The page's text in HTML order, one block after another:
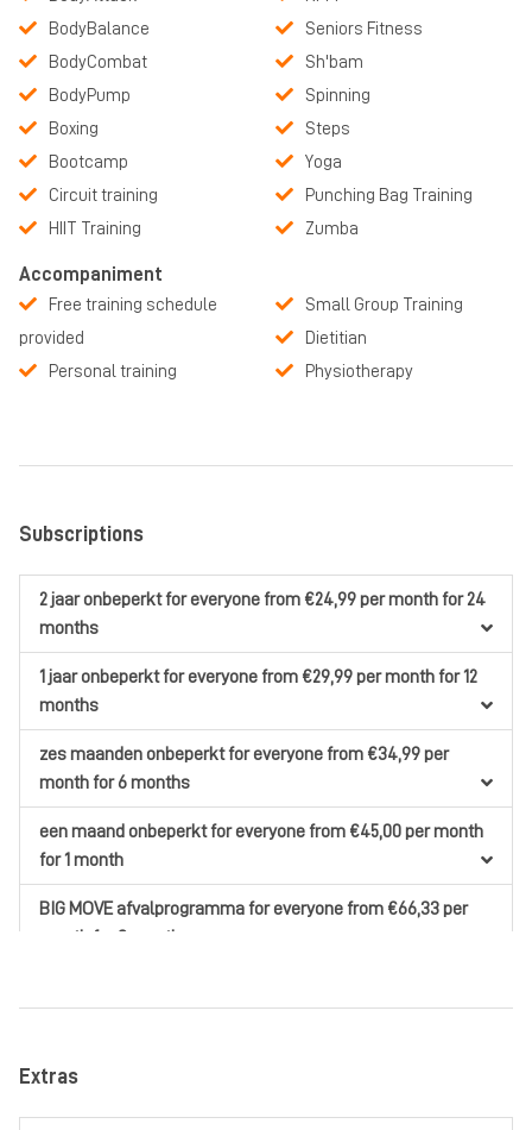
BodyBalance
BodyCombat
BodyPump
Boxing
Bootcamp
Circuit training
HIIT Training
Seniors Fitness
Sh'bam
Spinning
Steps
Yoga
Punching Bag Training
Zumba
Accompaniment
Free training schedule
provided
Personal training
Small Group Training
Dietitian
Physiotherapy
Subscriptions
2 jaar onbeperktfor everyonefrom €24,99per monthfor 24
months
1 jaar onbeperktfor everyonefrom €29,99per monthfor 12
months
zes maanden onbeperktfor everyonefrom €34,99per
monthfor 6 months
een maand onbeperktfor everyonefrom €45,00per month
for 1 month
BIG MOVE afvalprogrammafor everyonefrom €66,33per
month
for 3 months
for 24 months
Gezin 1 jaar onbeperkt
Extras